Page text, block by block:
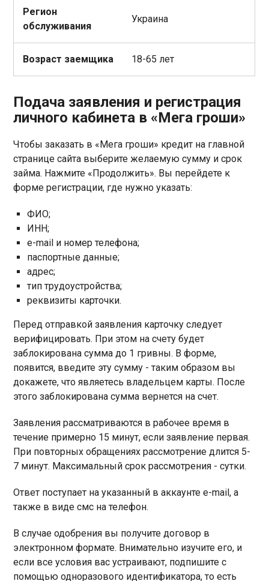
Регион
обслуживания
Украина
Возраст заемщика 18-65 лет
Подача заявления и регистрация
личного кабинета в «Мега гроши»
Чтобы заказать в «Мега гроши» кредит на главной
странице сайта выберите желаемую сумму и срок
займа. Нажмите «Продолжить». Вы перейдете к
форме регистрации, где нужно указать:
ФИО;
ИНН;
e-mail и номер телефона;
паспортные данные;
адрес;
тип трудоустройства;
реквизиты карточки.
Перед отправкой заявления карточку следует
верифицировать. При этом на счету будет
заблокирована сумма до 1 гривны. В форме,
появится, введите эту сумму - таким образом вы
докажете, что являетесь владельцем карты. После
этого заблокирована сумма вернется на счет.
Заявления рассматриваются в рабочее время в
течение примерно 15 минут, если заявление первая.
При повторных обращениях рассмотрение длится 5-
7 минут. Максимальный срок рассмотрения - сутки.
Ответ поступает на указанный в аккаунте e-mail, а
также в виде смс на телефон.
В случае одобрения вы получите договор в
электронном формате. Внимательно изучите его, и
если все условия вас устраивают, подпишите с
помощью одноразового идентификатора, то есть